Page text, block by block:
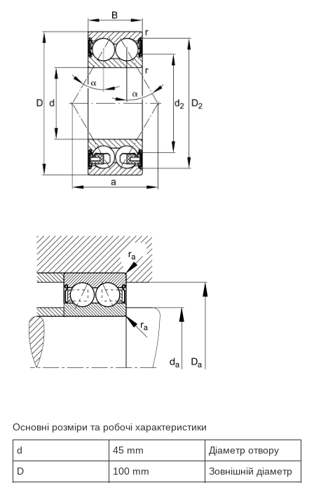
Основні розміри та робочі характеристики
d 45 mm
Діаметр отвору
D
100 mm
Зовнішній діаметр